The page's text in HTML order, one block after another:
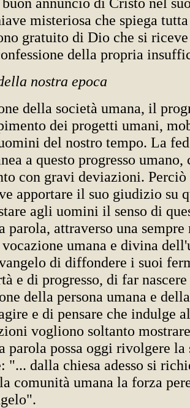
misteriosa che spiega
gratuito di Dio che si
della propria
nostra epoca
della società umana, il
dei progetti umani,
del nostro tempo. La
a questo progresso
con gravi deviazioni.
apportare il suo giudizio su
agli uomini il senso di
parola, attraverso una sempre
umana e divina
di diffondere i suoi
e di progresso, di far
della persona umana e
e di pensare che indulge
vogliono soltanto
parola possa oggi rivolgere la
"... dalla chiesa adesso si
comunità umana la forza